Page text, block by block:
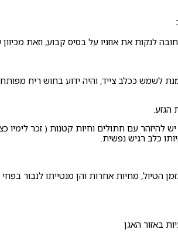
את אוזניו על בסיס קבוע, וזאת מכיוון
הוא מהגזעים הראשוניים של גזעי הסט, אליו משתייכם הסטר האנגלי והגורדון סטר. כלב זה פותח במאה ה-19 על
עם חתולים וחיות קטנות ( זכר לימיו
כלב רגיש נפשית.
הטיול, מחיות אחרות והן מנטייתו לנבור
באזור האגן